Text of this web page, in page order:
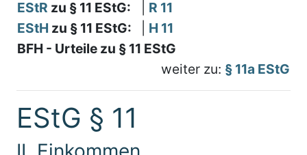
EStR zu § 11 EStG:
R 11
EStH zu § 11 EStG:
H 11
BFH - Urteile zu § 11 EStG
weiter zu: § 11a EStG
EStG § 11